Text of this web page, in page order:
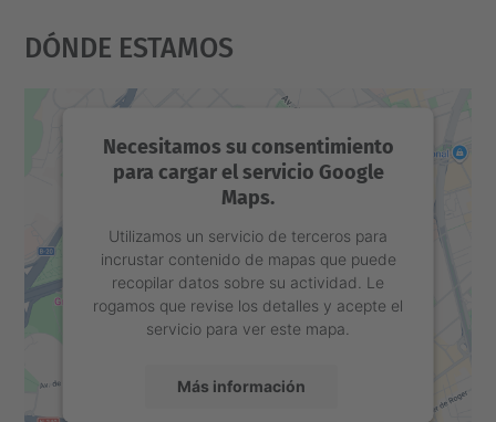
Dónde Estamos
Necesitamos su consentimiento
para cargar el servicio Google
Maps.
Utilizamos un servicio de terceros para
incrustar contenido de mapas que puede
recopilar datos sobre su actividad. Le
rogamos que revise los detalles y acepte el
servicio para ver este mapa.
Más información